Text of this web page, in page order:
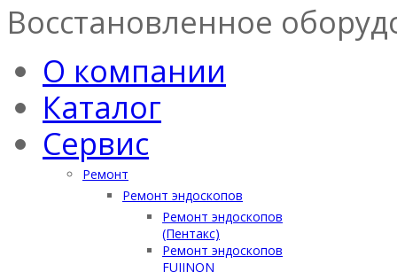
Восстановленное
О компании
Каталог
Сервис
Ремонт
Ремонт эндоскопов
Ремонт эндоскопов
(Пентакс)
Ремонт эндоскопов
FUJINON